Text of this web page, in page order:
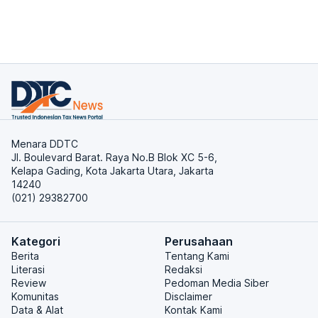
Menara DDTC
Jl. Boulevard Barat. Raya No.B Blok XC 5-6,
Kelapa Gading, Kota Jakarta Utara, Jakarta
14240
(021) 29382700
Kategori
Berita
Literasi
Review
Komunitas
Data & Alat
Perusahaan
Tentang Kami
Redaksi
Pedoman Media Siber
Disclaimer
Kontak Kami